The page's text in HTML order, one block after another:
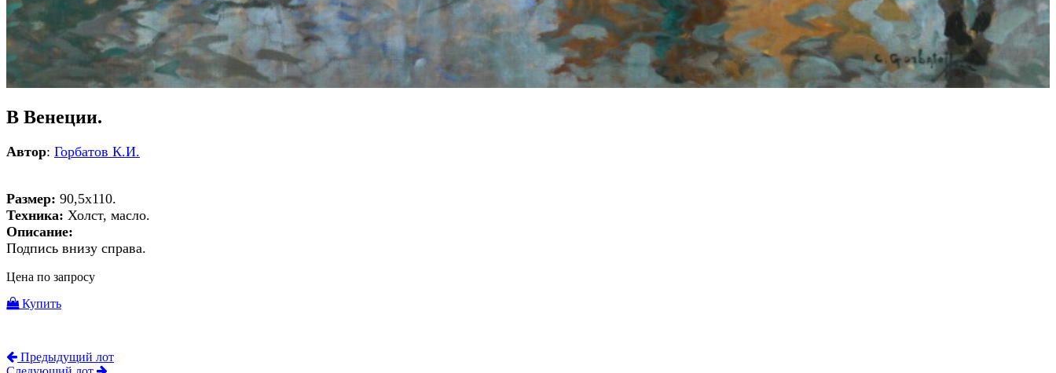
В Венеции.
Автор: Горбатов К.И.
Размер: 90,5х110.
Техника: Холст, масло.
Описание:
Подпись внизу справа.
Цена по запросу
Купить
Предыдущий лот